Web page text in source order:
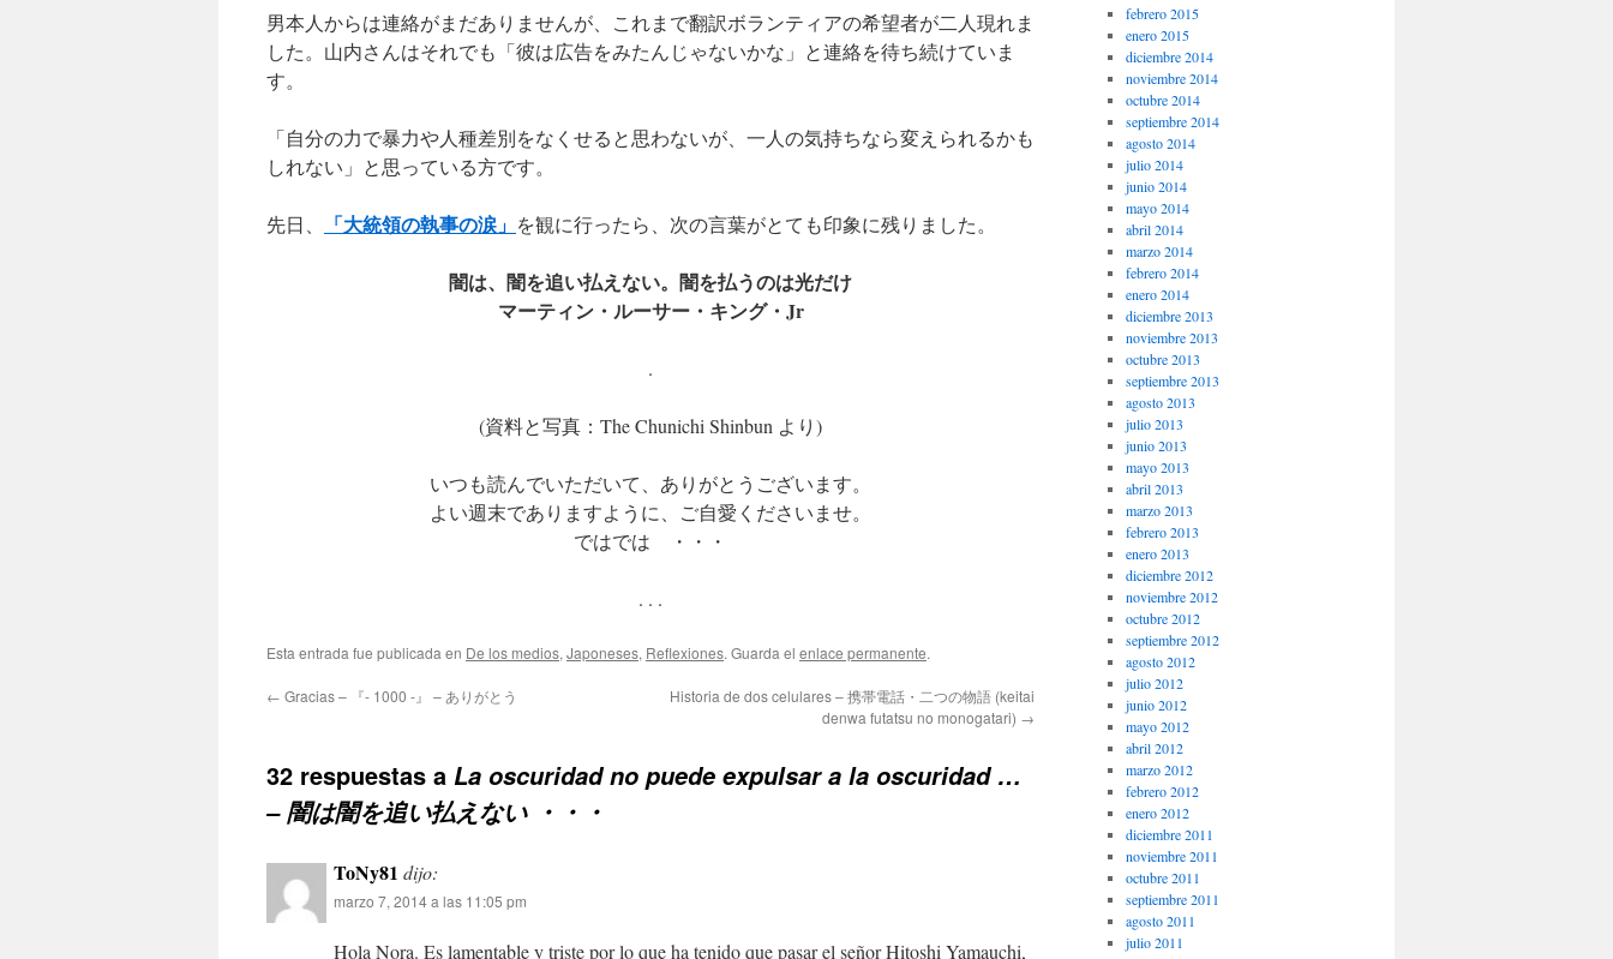
男本人からは連絡がまだありませんが、これまで翻訳ボランティアの希望者が二人現れま
した。山内さんはそれでも「彼は広告をみたんじゃないかな」と連絡を待ち続けていま
す。
「自分の力で暴力や人種差別をなくせると思わないが、一人の気持ちなら変えられるかも
しれない」と思っている方です。
先日、 「大統領の執事の涙」 を観に行ったら、次の言葉がとても印象に残りました。
闇は、闇を追い払えない。闇を払うのは光だけ
マーティン・ルーサー・キング・Jr
.
(資料と写真：The Chunichi Shinbun より)
いつも読んでいただいて、ありがとうございます。
よい週末でありますように、ご自愛くださいませ。
ではでは ・・・
. . .
Esta entrada fue publicada en De los medios, Japoneses, Reflexiones. Guarda el enlace permanente.
← Gracias – 『- 1000 -』 – ありがとう
Historia de dos celulares – 携帯電話・二つの物語 (keitai
denwa futatsu no monogatari) →
32 respuestas a La oscuridad no puede expulsar a la oscuridad …
– 闇は闇を追い払えない ・・・
ToNy81 dijo:
marzo 7, 2014 a las 11:05 pm
Hola Nora. Es lamentable y triste por lo que ha tenido que pasar el señor Hitoshi Yamauchi,
febrero 2015
enero 2015
diciembre 2014
noviembre 2014
octubre 2014
septiembre 2014
agosto 2014
julio 2014
junio 2014
mayo 2014
abril 2014
marzo 2014
febrero 2014
enero 2014
diciembre 2013
noviembre 2013
octubre 2013
septiembre 2013
agosto 2013
julio 2013
junio 2013
mayo 2013
abril 2013
marzo 2013
febrero 2013
enero 2013
diciembre 2012
noviembre 2012
octubre 2012
septiembre 2012
agosto 2012
julio 2012
junio 2012
mayo 2012
abril 2012
marzo 2012
febrero 2012
enero 2012
diciembre 2011
noviembre 2011
octubre 2011
septiembre 2011
agosto 2011
julio 2011